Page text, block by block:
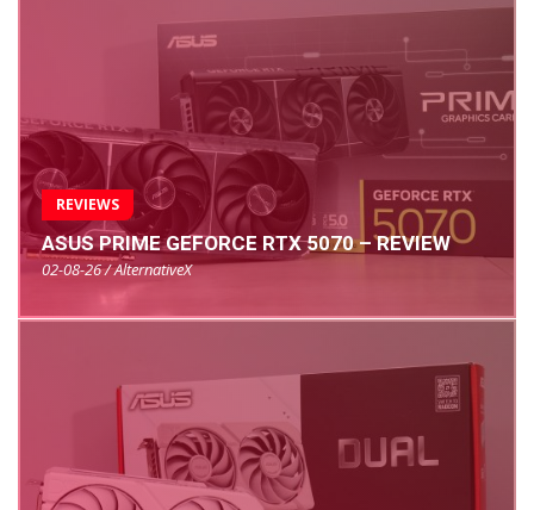
REVIEWS
ASUS PRIME GEFORCE RTX 5070 – REVIEW
02-08-26 / AlternativeX